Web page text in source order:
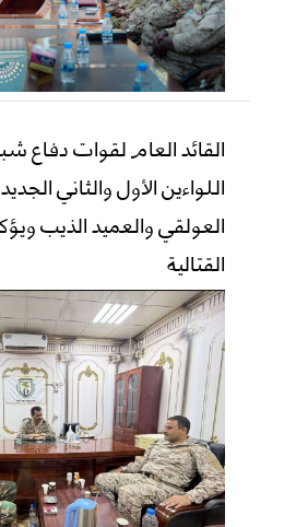
القائد العام لقوات دفاع
اللواءين الأول والثاني
العولقي والعميد الذيب
القتالية